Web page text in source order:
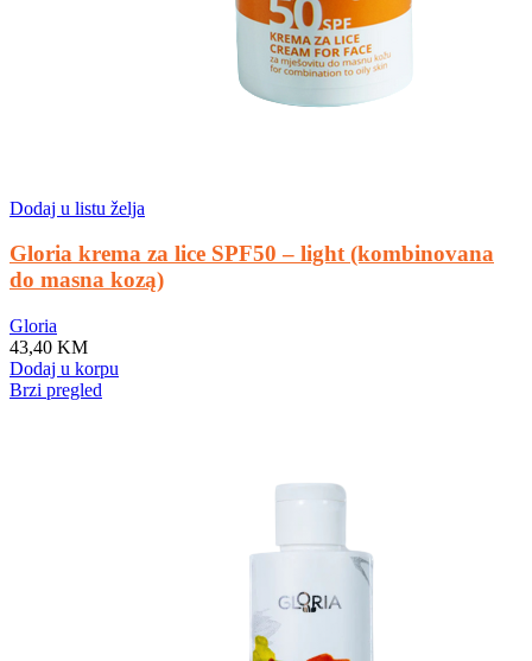
Dodaj u listu želja
Gloria krema za lice SPF50 – light (kombinovana
do masna kozą)
Gloria
43,40 KM
Dodaj u korpu
Brzi pregled